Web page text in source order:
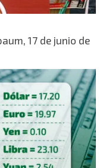
17 de junio de